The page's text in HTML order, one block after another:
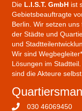
Die L.I.S.T. GmbH ist
Gebietsbeauftragte
Berlin. Wir setzen
der Städte und
und
Wir sind
Lösungen im
sind die Akteure
030 46069450